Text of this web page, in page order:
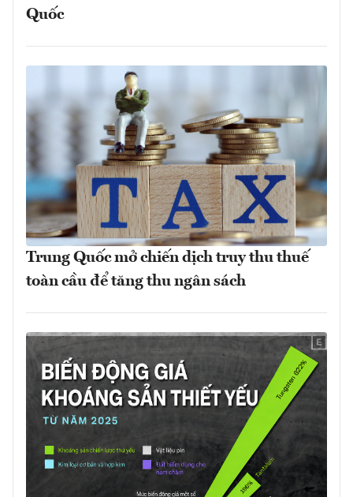
Quốc
Trung Quốc mở chiến dịch truy thu thuế
toàn cầu để tăng thu ngân sách